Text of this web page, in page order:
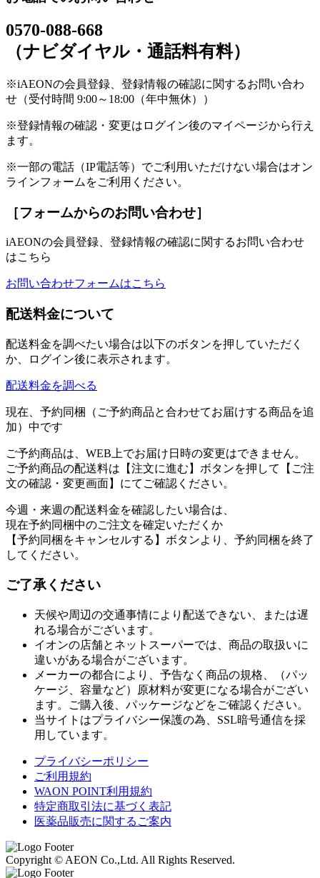
0570-088-668
（ナビダイヤル・通話料有料）
※iAEONの会員登録、登録情報の確認に関するお問い合わ
せ（受付時間 9:00～18:00（年中無休））
※登録情報の確認・変更はログイン後のマイページから行え
ます。
※一部の電話（IP電話等）でご利用いただけない場合はオン
ラインフォームをご利用ください。
［フォームからのお問い合わせ］
iAEONの会員登録、登録情報の確認に関するお問い合わせ
はこちら
お問い合わせフォームはこちら
配送料金について
配送料金を調べたい場合は以下のボタンを押していただく
か、ログイン後に表示されます。
配送料金を調べる
現在、予約同梱（ご予約商品と合わせてお届けする商品を追
加）中です
ご予約商品は、WEB上でお届け日時の変更はできません。
ご予約商品の配送料は【注文に進む】ボタンを押して【ご注
文の確認・変更画面】にてご確認ください。
今週・来週の配送料金を確認したい場合は、
現在予約同梱中のご注文を確定いただくか
【予約同梱をキャンセルする】ボタンより、予約同梱を終了
してください。
ご了承ください
天候や周辺の交通事情により配送できない、または遅
れる場合がございます。
イオンの店舗とネットスーパーでは、商品の取扱いに
違いがある場合がございます。
メーカーの都合により、予告なく商品の規格、（パッ
ケージ、容量など）原材料が変更になる場合がござい
ます。ご購入後、パッケージなどをご確認ください。
当サイトはプライバシー保護の為、SSL暗号通信を採
用しています。
プライバシーポリシー
ご利用規約
WAON POINT利用規約
特定商取引法に基づく表記
医薬品販売に関するご案内
Copyright © AEON Co.,Ltd. All Rights Reserved.